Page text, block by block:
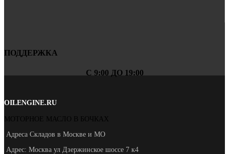
ПОДДЕРЖКА
С 9:00 ДО 19:00
OILENGINE.RU
МОТОРНОЕ МАСЛО В БОЧКАХ
Адреса Складов в Москве и МО
Адрес: Москва ул Дзержинское шоссе 7 к4